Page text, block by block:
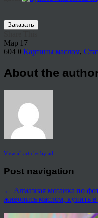
Заказать
Мар 17
604 0 Картины маслом,
About the
View all articles by ad
Post navigation
← Алмазная мозаика по
живопись маслом, купить в